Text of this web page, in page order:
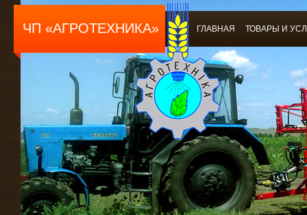
ЧП «АГРОТЕХНИКА» ГЛАВНАЯ ТОВАРЫ И